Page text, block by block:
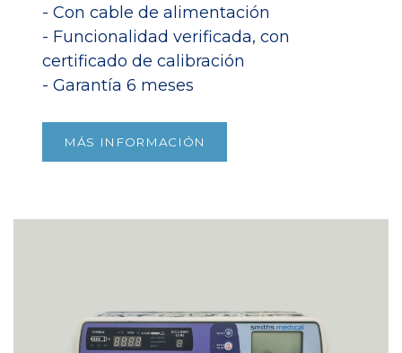
- Con cable de alimentación
- Funcionalidad verificada, con
certificado de calibración
- Garantía 6 meses
MÁS INFORMACIÓN